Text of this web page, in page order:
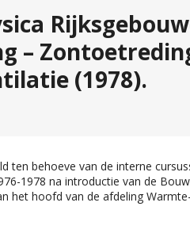
–
(1978).
ten behoeve van de interne
1978 na introductie van de
het hoofd van de afdeling